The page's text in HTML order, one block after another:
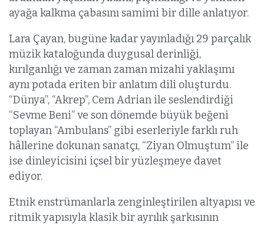
ayağa kalkma çabasını samimi bir dille anlatıyor.
Lara Çayan, bugüne kadar yayınladığı 29 parçalık
müzik kataloğunda duygusal derinliği,
kırılganlığı ve zaman zaman mizahi yaklaşımı
aynı potada eriten bir anlatım dili oluşturdu.
“Dünya”, “Akrep”, Cem Adrian ile seslendirdiği
“Sevme Beni” ve son dönemde büyük beğeni
toplayan “Ambulans” gibi eserleriyle farklı ruh
hâllerine dokunan sanatçı, “Ziyan Olmuştum” ile
ise dinleyicisini içsel bir yüzleşmeye davet
ediyor.
Etnik enstrümanlarla zenginleştirilen altyapısı ve
ritmik yapısıyla klasik bir ayrılık şarkısının